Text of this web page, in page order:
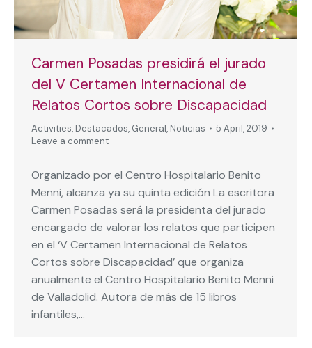
Carmen Posadas presidirá el jurado
del V Certamen Internacional de
Relatos Cortos sobre Discapacidad
Activities, Destacados, General, Noticias
5 April, 2019
Leave a comment
Organizado por el Centro Hospitalario Benito
Menni, alcanza ya su quinta edición La escritora
Carmen Posadas será la presidenta del jurado
encargado de valorar los relatos que participen
en el ‘V Certamen Internacional de Relatos
Cortos sobre Discapacidad’ que organiza
anualmente el Centro Hospitalario Benito Menni
de Valladolid. Autora de más de 15 libros
infantiles,…